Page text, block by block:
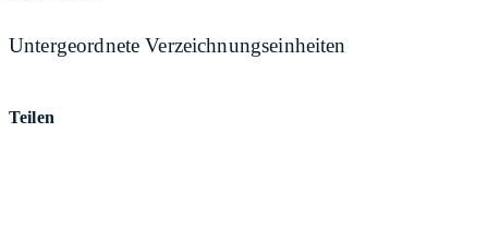
Untergeordnete Verzeichnungseinheiten
Teilen